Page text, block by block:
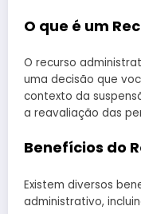
O que é um
O recurso
uma decisão que
contexto da
a reavaliação das
Benefícios do
Existem diversos
administrativo,